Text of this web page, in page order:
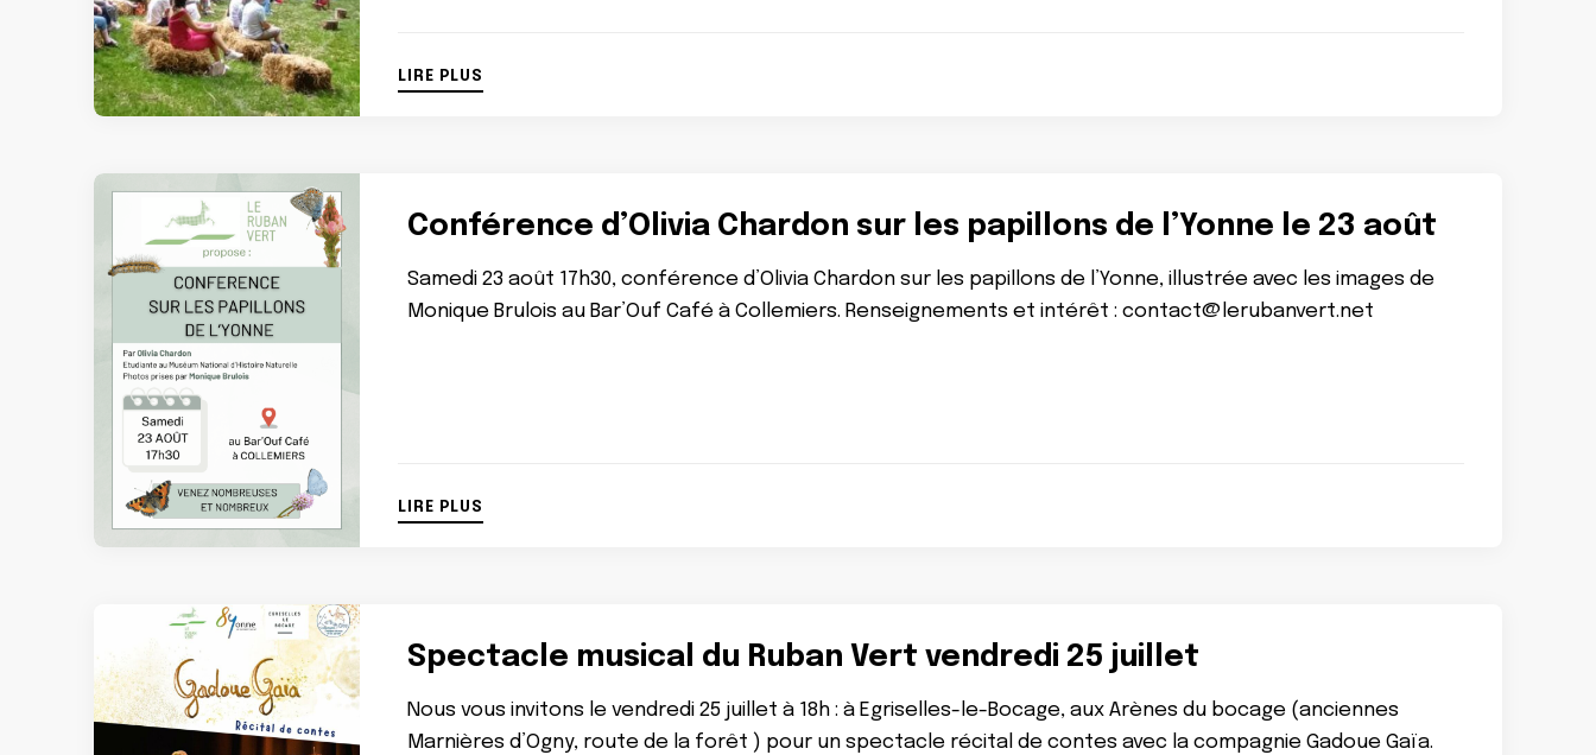
LIRE PLUS
Conférence d’Olivia Chardon sur les papillons de l’Yonne le 23 août
Samedi 23 août 17h30, conférence d’Olivia Chardon sur les papillons de l’Yonne, illustrée avec les images de
Monique Brulois au Bar’Ouf Café à Collemiers. Renseignements et intérêt : contact@lerubanvert.net
LIRE PLUS
Spectacle musical du Ruban Vert vendredi 25 juillet
Nous vous invitons le vendredi 25 juillet à 18h : à Egriselles-le-Bocage, aux Arènes du bocage (anciennes
Marnières d’Ogny, route de la forêt ) pour un spectacle récital de contes avec la compagnie Gadoue Gaïa.